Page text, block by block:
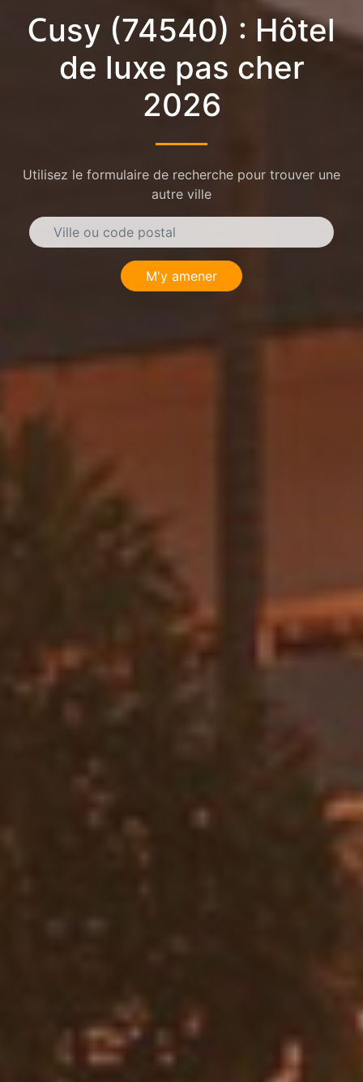
Cusy (74540) : Hôtel
de luxe pas cher
2026
Utilisez le formulaire de recherche pour trouver une
autre ville
M'y amener